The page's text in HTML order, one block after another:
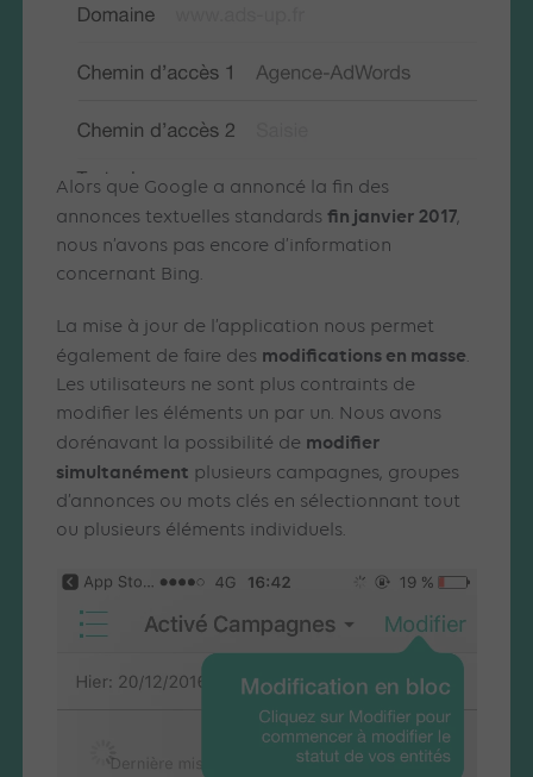
Alors que Google a annoncé la fin des
annonces textuelles standardsfin janvier 2017,
nous n’avons pas encore d’information
concernant Bing.
La mise à jour de l’application nous permet
également de faire des modifications en masse.
Les utilisateurs ne sont plus contraints de
modifier les éléments un par un. Nous avons
dorénavant la possibilité de modifier
simultanément plusieurs campagnes, groupes
d’annonces ou mots clés en sélectionnant tout
ou plusieurs éléments individuels.